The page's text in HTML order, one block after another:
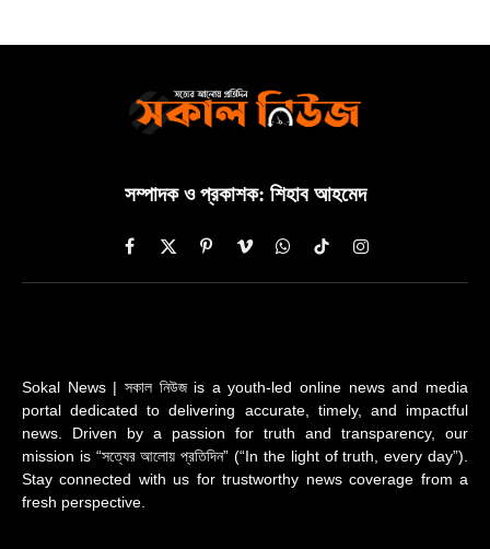
সম্পাদক ও প্রকাশক: শিহাব আহমেদ
Facebook
X
(Twitter)
PinterestVimeoWhatsAppTikTokInstagram
Sokal News | সকাল নিউজ is a youth-led online news and media
portal dedicated to delivering accurate, timely, and impactful
news. Driven by a passion for truth and transparency, our
mission is “সত্যের আলোয় প্রতিদিন” (“In the light of truth, every day”).
Stay connected with us for trustworthy news coverage from a
fresh perspective.